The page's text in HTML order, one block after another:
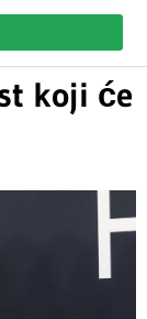
koji će